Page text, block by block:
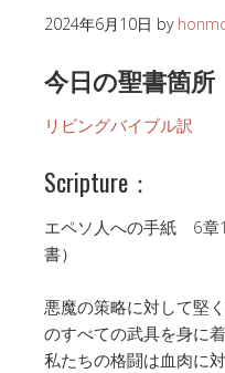
2024年6月10日 by
今日の聖書箇所
リビングバイブル訳
Scripture：
エペソ人への手紙 6
書）
悪魔の策略に対して堅
のすべての武具を身に着
私たちの格闘は血肉に